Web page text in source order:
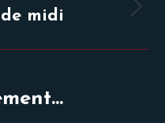
midi